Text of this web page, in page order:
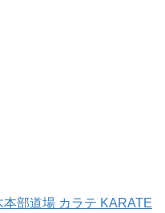
部道場 カラテ KARATE